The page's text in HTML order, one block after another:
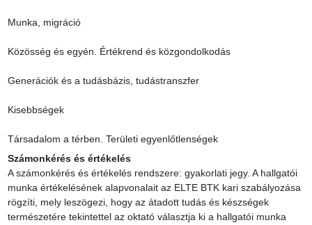
Munka, migráció
Közösség és egyén. Értékrend és közgondolkodás
Generációk és a tudásbázis, tudástranszfer
Kisebbségek
Társadalom a térben. Területi egyenlőtlenségek
Számonkérés és értékelés
A számonkérés és értékelés rendszere: gyakorlati jegy. A hallgatói
munka értékelésének alapvonalait az ELTE BTK kari szabályozása
rögzíti, mely leszögezi, hogy az átadott tudás és készségek
természetére tekintettel az oktató választja ki a hallgatói munka